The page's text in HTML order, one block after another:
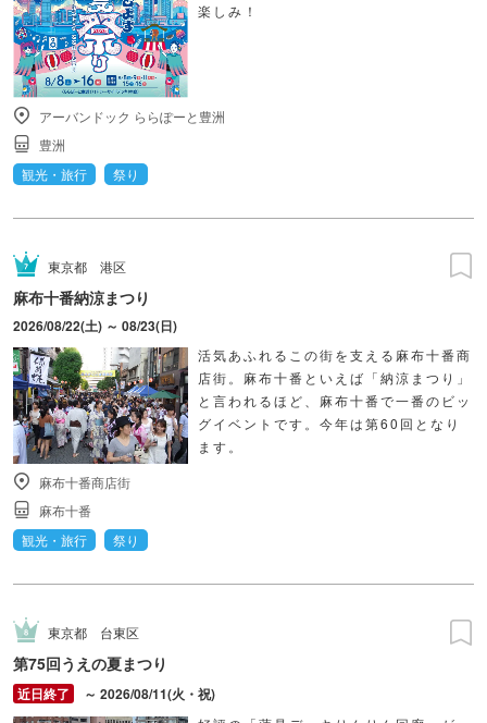
楽しみ！
アーバンドック ららぽーと豊洲
豊洲
観光・旅行
祭り
東京都 港区
麻布十番納涼まつり
2026/08/22(土) ～ 08/23(日)
活気あふれるこの街を支える麻布十番商
店街。麻布十番といえば「納涼まつり」
と言われるほど、麻布十番で一番のビッ
グイベントです。今年は第60回となり
ます。
麻布十番商店街
麻布十番
観光・旅行
祭り
東京都 台東区
第75回うえの夏まつり
～ 2026/08/11(火・祝)